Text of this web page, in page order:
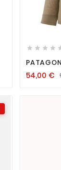
   
BLEND
54,00€